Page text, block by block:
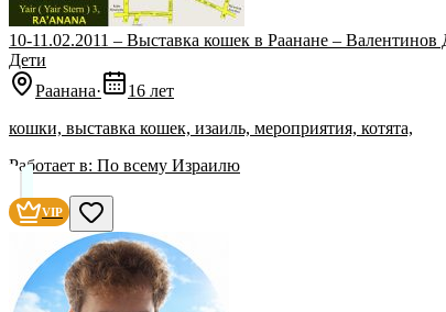
10-11.02.2011 – Выставка кошек в Раанане – Валентинов
Дети
Раанана·
16 лет
кошки, выставка кошек, изаиль, мероприятия, котята,
Работает в: По всему Израилю
VIP